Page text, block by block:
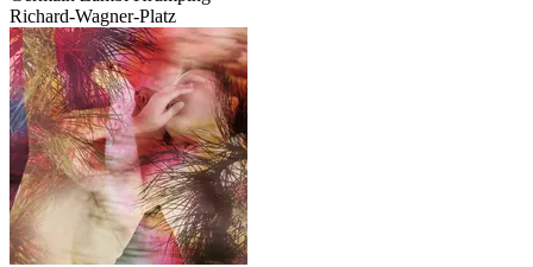
Richard-Wagner-Platz